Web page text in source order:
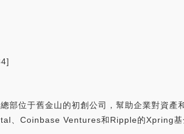
位于舊金山的初創公司，幫助企業對資產
、Coinbase Ventures和Ripple的Xpring